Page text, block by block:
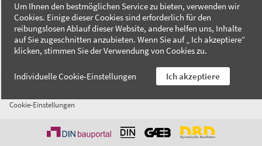
FAQ
Kontakt
Datenschutzerklärung
Cookie-Einstellungen
Um Ihnen den bestmöglichen Service zu bieten, verwenden wir
Cookies. Einige dieser Cookies sind erforderlich für den
reibungslosen Ablauf dieser Website, andere helfen uns, Inhalte
auf Sie zugeschnitten anzubieten. Wenn Sie auf „ Ich akzeptiere“
klicken, stimmen Sie der Verwendung von Cookies zu.
Individuelle Cookie-Einstellungen Ich akzeptiere